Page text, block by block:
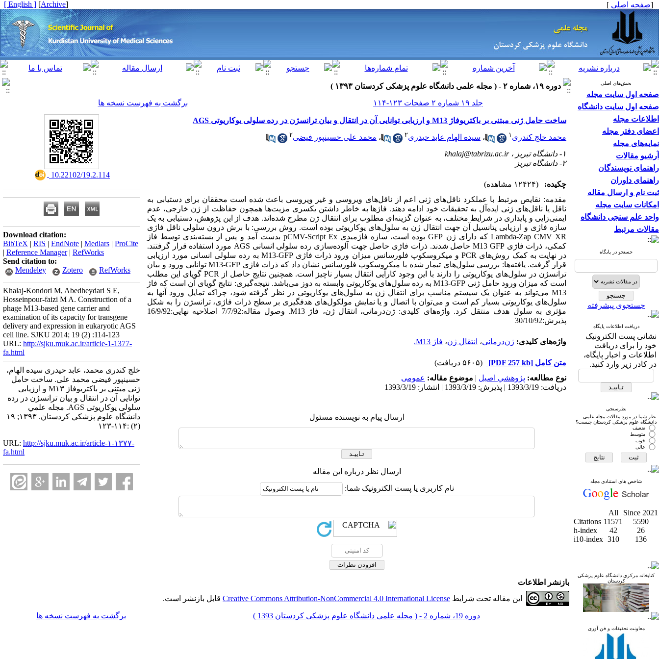
[صفحه اصلی ]
[
Archive
]
[ English ]
بخش‌های اصلی
صفحه اول سایت مجله
صفحه اول سایت دانشگاه
اطلاعات مجله
اعضای دفتر مجله
نمایه‌های مجله
آرشیو مقالات
راهنمای نویسندگان
راهنمای داوران
ثبت نام و ارسال مقاله
امکانات سایت مجله
واحد علم سنجی دانشگاه
مقالات مرتبط
جستجو در پایگاه
جستجوی پیشرفته
دریافت اطلاعات پایگاه
نشانی پست الکترونیک
خود را برای دریافت
اطلاعات و اخبار پایگاه،
در کادر زیر وارد کنید.
نظرسنجی
نظر شما در مورد مقالات مجله علمی
دانشگاه علوم پزشکی کردستان چیست؟
ضعیف
متوسط
خوب
عالی
شاخص های استنادی مجله
All
Since 2021
Citations 11571
5590
h-index
42
26
i10-index 310 136
کتابخانه مرکزی دانشگاه علوم پزشکی
کردستان
معاونت تحقیقات و فن آوری
دوره ۱۹، شماره ۲ - ( مجله علمی دانشگاه علوم پزشکی کردستان ۱۳۹۳ )
جلد ۱۹ شماره ۲ صفحات ۱۲۳-۱۱۴
برگشت به فهرست نسخه ها
ساخت حامل ‌ژنی مبتنی بر باکتریوفاژ M13 و ارزیابی توانایی آن در انتقال و بیان ترانسژن در رده سلولی یوکاریوتی AGS
محمد خلج کندری ۱ ، سیده الهام عابد حیدری۲ ، محمد علی حسینپور فیضی۲
۱- دانشگاه تبریز ،
khalaj@tabrizu.ac.ir
۲- دانشگاه تبریز
چکیده:
(۱۲۴۲۴ مشاهده)
مقدمه: نقایص مرتبط با عملکرد ناقل‌های ژنی اعم از ناقل‌های ویروسی و غیر ویروسی باعث شده است محققان برای دستیابی به
ناقل یا ناقل‌های ژنی ایده‌آل به تحقیقات خود ادامه دهند. فاژها به خاطر داشتن یکسری مزیت‌‌ها همچون حفاظت از ژن خارجی، عدم
ایمنی‌زایی و پایداری در شرایط مختلف، به عنوان گزینه‌ای مطلوب برای انتقال ژن مطرح شده‌اند. هدف از این پژوهش، دستیابی به یک
سازه فاژی و ارزیابی پتانسیل آن جهت انتقال ژن به سلول‌های یوکاریوتی بوده است. روش بررسی: با برش درون سلولی ناقل فاژی
Lambda-Zap CMV XR که دارای ژن GFP بوده است، سازه فاژمیدی pCMV-Script Ex بدست آمد و پس از بسته‌بندی توسط فاژ
کمکی، ذرات فاژی M13 GFP حاصل شدند. ذرات فاژی حاصل جهت آلوده‌سازی رده سلولی انسانی AGS مورد استفاده قرار گرفتند.
در نهایت به کمک روش‌های PCR و میکروسکوپ فلورسانس میزان ورود ذرات فاژی M13-GFP به رده سلولی انسانی مورد ارزیابی
قرار گرفت. یافته‌ها: بررسی سلول‌های تیمار شده با میکروسکوپ فلورسانس نشان داد که ذرات فاژی M13-GFP توانایی ورود و بیان
ترانسژن در سلول‌های یوکاریوتی را دارند با این وجود کارآیی انتقال بسیار ناچیز است. همچنین نتایج حاصل از PCR گویای این مطلب
است که میزان ورود حامل ژنی M13-GFP به رده سلول‌های یوکاریوتی وابسته به دوز می‌باشد. نتیجه‌گیری: نتایج گویای آن است که فاژ
M13 می‌تواند به عنوان یک سیستم مناسب برای انتقال ژن به سلول‌های یوکاریوتی در نظر گرفته شود، چراکه تمایل ورود آنها به
سلول‌های یوکاریوتی بسیار کم است و می‌توان با اتصال و یا نمایش مولکول‌های هدفگیری بر سطح ذرات فاژی، ترانسژن را به شکل
مؤثری به سلول هدف منتقل کرد. واژه‌های کلیدی: ژن‌درمانی، انتقال ژن، فاژ M13. وصول مقاله:7/7/92 اصلاحیه نهایی:16/9/92
پذیرش:30/10/92
واژه‌های کلیدی: ژن‌درمانی، انتقال ژن، فاژ M13.
متن کامل [PDF 257 kb]
(۵۶۰۵ دریافت)
نوع مطالعه: پژوهشي اصیل | موضوع مقاله: عمومى
دریافت: 1393/3/19 | پذیرش: 1393/3/19 | انتشار: 1393/3/19
ارسال پیام به نویسنده مسئول
ارسال نظر درباره این مقاله
نام کاربری یا پست الکترونیک شما:
‎ 10.22102/19.2.114
Download citation:
BibTeX | RIS | EndNote | Medlars | ProCite
| Reference Manager| RefWorks
Send citation to:
Mendeley
Zotero RefWorks
Khalaj-Kondori M, Abedheydari S E,
Hosseinpour-faizi M A. Construction of a
phage M13-based gene carrier and
examination of its capacity for transgene
delivery and expression in eukaryotic AGS
cell line. SJKU 2014; 19 (2) :114-123
URL: http://sjku.muk.ac.ir/article-1-1377-
fa.html
خلج کندری محمد، عابد حیدری سیده الهام،
حسینپور فیضی محمد علی. ساخت حامل
‌ژنی مبتنی بر باکتریوفاژ M۱۳ و ارزیابی
توانایی آن در انتقال و بیان ترانسژن در رده
سلولی یوکاریوتی AGS. مجله علمي
دانشگاه علوم پزشكي كردستان. ۱۳۹۳; ۱۹
(۲) :۱۱۴-۱۲۳
URL: http://sjku.muk.ac.ir/article-۱-۱۳۷۷-
fa.html
بازنشر اطلاعات
این مقاله تحت شرایط Creative Commons Attribution-NonCommercial 4.0 International License قابل بازنشر است.
دوره 19، شماره 2 - ( مجله علمی دانشگاه علوم پزشکی کردستان 1393 ) برگشت به فهرست نسخه ها